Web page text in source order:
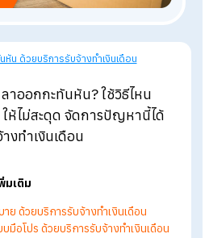
ทันหัน ด้วยบริการรับจ้างทำเงินเดือน
ให้ไม่สะดุด
จ้างทำเงินเดือน